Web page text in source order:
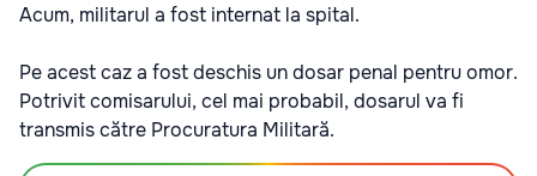
Acum, militarul a fost internat la spital.
Pe acest caz a fost deschis un dosar penal pentru omor.
Potrivit comisarului, cel mai probabil, dosarul va fi
transmis către Procuratura Militară.